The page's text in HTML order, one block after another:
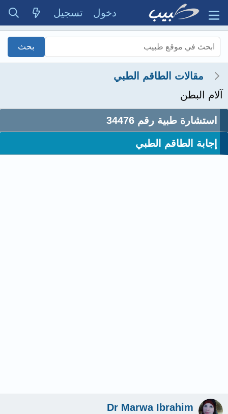
دخول تسجيل
مقالات الطاقم الطبي
آلام البطن
استشارة طبية رقم 34476
إجابة الطاقم الطبي
Dr Marwa Ibrahim